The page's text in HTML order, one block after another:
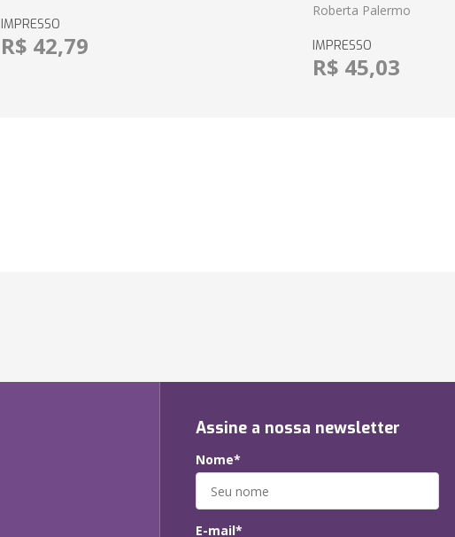
IMPRESSO
R$ 42,79
Roberta Palermo
IMPRESSO
R$ 45,03
Assine a nossa newsletter
Nome*
E-mail*